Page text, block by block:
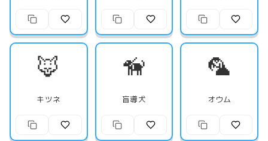
🦊
キツネ
🦮
盲導犬
🦜
オウム